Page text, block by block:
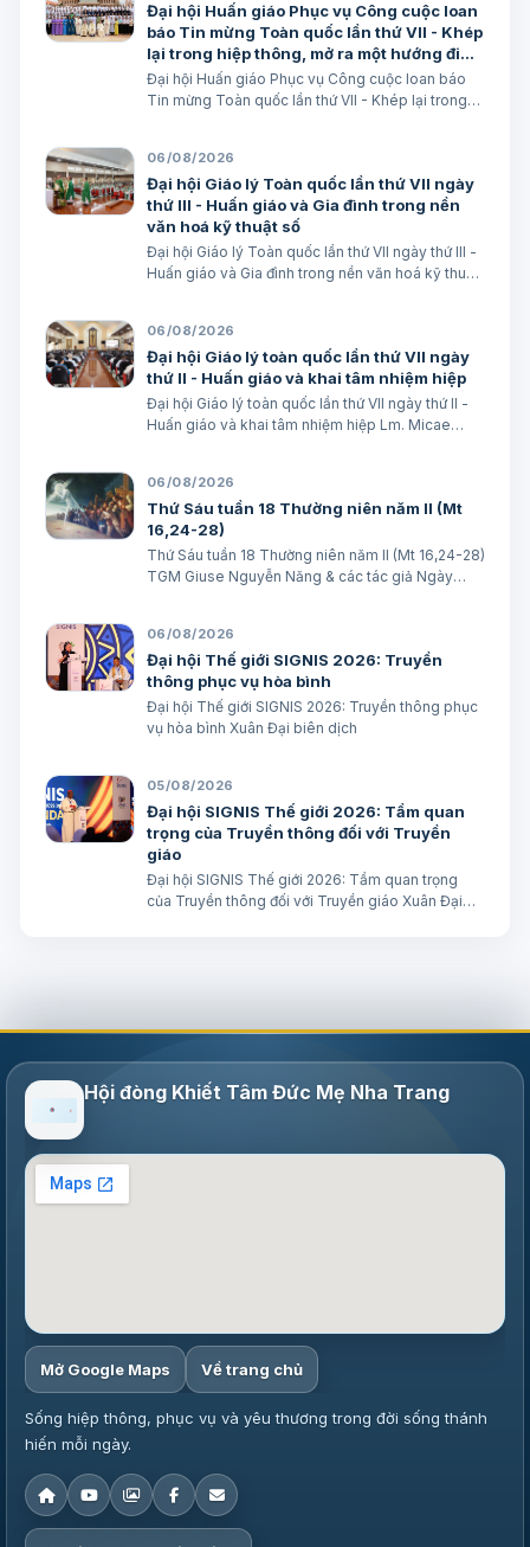
Đại hội Huấn giáo Phục vụ Công cuộc loan
báo Tin mừng Toàn quốc lần thứ VII - Khép
lại trong hiệp thông, mở ra một hướng đi
mới cho công cuộc huấn giáo Việt Nam
Đại hội Huấn giáo Phục vụ Công cuộc loan báo
Tin mừng Toàn quốc lần thứ VII - Khép lại trong
Minh
06/08/2026
Đại hội Giáo lý Toàn quốc lần thứ VII ngày
thứ III - Huấn giáo và Gia đình trong nền
văn hoá kỹ thuật số
Đại hội Giáo lý Toàn quốc lần thứ VII ngày thứ III -
Huấn giáo và Gia đình trong nền văn hoá kỹ thuật
06/08/2026
Đại hội Giáo lý toàn quốc lần thứ VII ngày
thứ II - Huấn giáo và khai tâm nhiệm hiệp
Đại hội Giáo lý toàn quốc lần thứ VII ngày thứ II -
Huấn giáo và khai tâm nhiệm hiệp Lm. Micae
06/08/2026
Thứ Sáu tuần 18 Thường niên năm II (Mt
16,24-28)
Thứ Sáu tuần 18 Thường niên năm II (Mt 16,24-28)
TGM Giuse Nguyễn Năng & các tác giả Ngày
6-7 “Khốn cho thành khát má…
06/08/2026
Đại hội Thế giới SIGNIS 2026: Truyền
thông phục vụ hòa bình
Đại hội Thế giới SIGNIS 2026: Truyền thông phục
vụ hòa bình Xuân Đại biên dịch
05/08/2026
Đại hội SIGNIS Thế giới 2026: Tầm quan
trọng của Truyền thông đối với Truyền
giáo
Đại hội SIGNIS Thế giới 2026: Tầm quan trọng
của Truyền thông đối với Truyền giáo Xuân Đại
Hội đòng Khiết Tâm Đức Mẹ Nha Trang
Mở Google Maps Về trang chủ
Sống hiệp thông, phục vụ và yêu thương trong đời sống thánh
hiến mỗi ngày.